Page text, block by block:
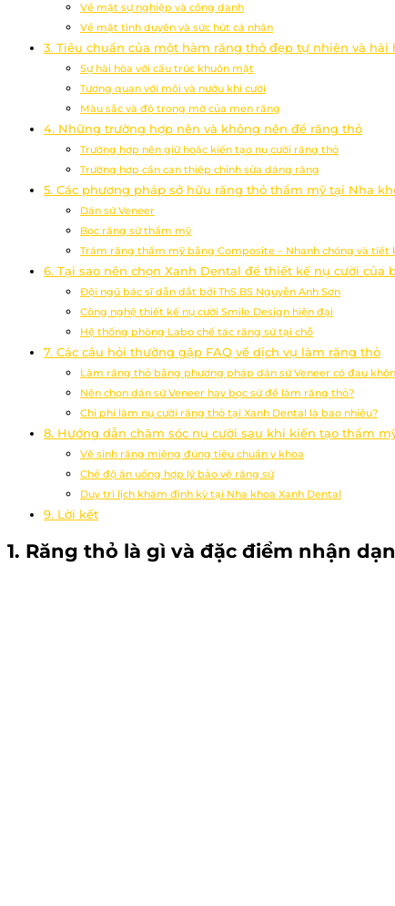
Về mặt sự nghiệp và công danh
Về mặt tình duyên và sức hút cá nhân
3. Tiêu chuẩn của một hàm răng thỏ đẹp tự nhiên và hài
Sự hài hòa với cấu trúc khuôn mặt
Tương quan với môi và nướu khi cười
Màu sắc và độ trong mờ của men răng
4. Những trường hợp nên và không nên để răng thỏ
Trường hợp nên giữ hoặc kiến tạo nụ cười răng thỏ
Trường hợp cần can thiệp chỉnh sửa dáng răng
5. Các phương pháp sở hữu răng thỏ thẩm mỹ tại Nha
Dán sứ Veneer
Bọc răng sứ thẩm mỹ
Trám răng thẩm mỹ bằng Composite – Nhanh chóng và tiết
6. Tại sao nên chọn Xanh Dental để thiết kế nụ cười của
Đội ngũ bác sĩ dẫn dắt bởi ThS.BS Nguyễn Anh Sơn
Công nghệ thiết kế nụ cười Smile Design hiện đại
Hệ thống phòng Labo chế tác răng sứ tại chỗ
7. Các câu hỏi thường gặp FAQ về dịch vụ làm răng thỏ
Làm răng thỏ bằng phương pháp dán sứ Veneer có đau
Nên chọn dán sứ Veneer hay bọc sứ để làm răng thỏ?
Chi phí làm nụ cười răng thỏ tại Xanh Dental là bao nhiêu?
8. Hướng dẫn chăm sóc nụ cười sau khi kiến tạo thẩm
Vệ sinh răng miệng đúng tiêu chuẩn y khoa
Chế độ ăn uống hợp lý bảo vệ răng sứ
Duy trì lịch khám định kỳ tại Nha khoa Xanh Dental
9. Lời kết
1. Răng thỏ là gì và đặc điểm nhận